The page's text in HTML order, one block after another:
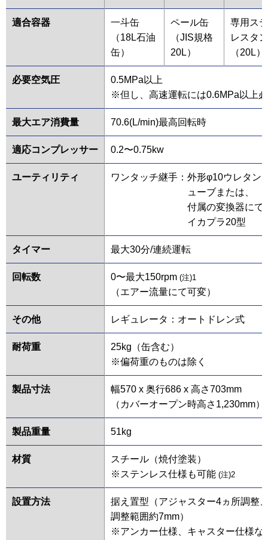
適合容器
一斗缶
（18L石油
缶）
ペール缶
（JIS規格
20L）
専用ス
レスタ
（20L）
必要空気圧
0.5MPa以上
※但し、高速運転には0.6MPa以上
最大エア消費量 70.6(L/min)最高回転時
適応コンプレッサー 0.2〜0.75kw
ユーティリティ ワンタッチ継手： 外形φ10ウレタン
ューブまたは、
付属の変換器にて
イカプラ20型
タイマー 最大30分/連続運転
回転数 0〜最大150rpm (注)1
（エアー流量にて可変）
その他 レギュレータ：オートドレン式
耐荷重
25kg（缶含む）
※偏荷重のものは除く
製品寸法
幅570 x 奥行686 x 高さ703mm
（カバーオープン時高さ1,230mm）
製品重量 51kg
材質
スチール（焼付塗装）
※ステンレス仕様も可能 (注)2
設置方法
据え置型（アジャスター4ヵ所調整
調整範囲約7mm）
※アンカー仕様、キャスター仕様な